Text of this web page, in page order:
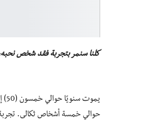
كلنا سنمر بتجربة فقد شخص نحبه،
حوالي خمسة أشخاص ثكالى. تجربة